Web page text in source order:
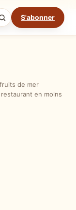
S'abonner
Étapes
Mode cuisine
de mer
en moins